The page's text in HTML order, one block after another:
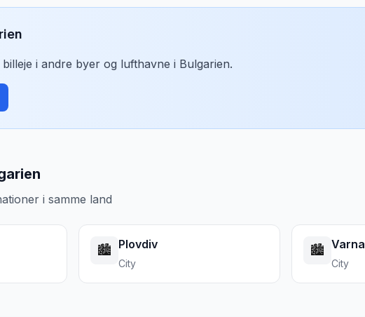
i andre byer og lufthavne i Bulgarien.
i samme land
🏙️ Plovdiv
City
🏙️ Varna
City